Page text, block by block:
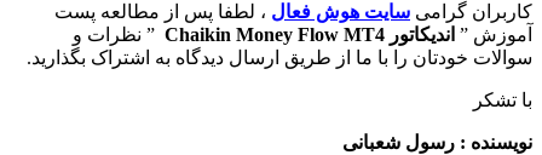
کاربران گرامی سایت هوش فعال ، لطفا پس از مطالعه پست
آموزش ” اندیکاتور Chaikin Money Flow MT4
” نظرات و
سوالات خودتان را با ما از طریق ارسال دیدگاه به اشتراک بگذارید.
با تشکر
نویسنده : رسول شعبانی